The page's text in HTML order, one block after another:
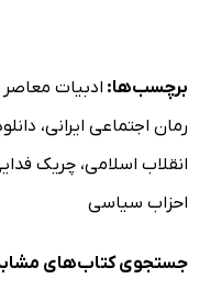
برچسب‌ها: ادبیات معاصر
رمان اجتماعی ایرانی،
انقلاب اسلامی، چریک
احزاب سیاسی
جستجوی کتاب‌های